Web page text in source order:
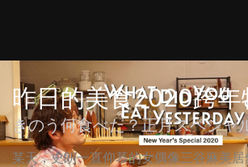
昨日的美食2020跨年
きのう何食べた？正月スペシャ
某天，史朗一直仰慕的女偶像三谷麻美